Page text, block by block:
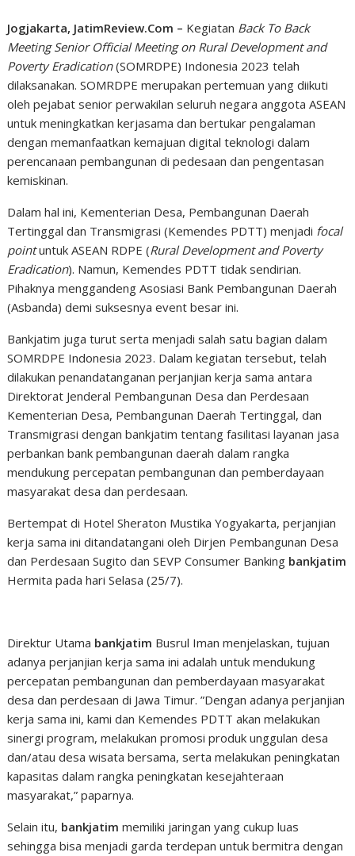
Jogjakarta, JatimReview.Com – Kegiatan Back To Back
Meeting Senior Official Meeting on Rural Development and
Poverty Eradication(SOMRDPE) Indonesia 2023 telah
dilaksanakan. SOMRDPE merupakan pertemuan yang diikuti
oleh pejabat senior perwakilan seluruh negara anggota ASEAN
untuk meningkatkan kerjasama dan bertukar pengalaman
dengan memanfaatkan kemajuan digital teknologi dalam
perencanaan pembangunan di pedesaan dan pengentasan
kemiskinan.
Dalam hal ini, Kementerian Desa, Pembangunan Daerah
Tertinggal dan Transmigrasi (Kemendes PDTT) menjadi focal
pointuntuk ASEAN RDPE (Rural Development and Poverty
Eradication). Namun, Kemendes PDTT tidak sendirian.
Pihaknya menggandeng Asosiasi Bank Pembangunan Daerah
(Asbanda) demi suksesnya event besar ini.
Bankjatim juga turut serta menjadi salah satu bagian dalam
SOMRDPE Indonesia 2023. Dalam kegiatan tersebut, telah
dilakukan penandatanganan perjanjian kerja sama antara
Direktorat Jenderal Pembangunan Desa dan Perdesaan
Kementerian Desa, Pembangunan Daerah Tertinggal, dan
Transmigrasi dengan bankjatim tentang fasilitasi layanan jasa
perbankan bank pembangunan daerah dalam rangka
mendukung percepatan pembangunan dan pemberdayaan
masyarakat desa dan perdesaan.
Bertempat di Hotel Sheraton Mustika Yogyakarta, perjanjian
kerja sama ini ditandatangani oleh Dirjen Pembangunan Desa
dan Perdesaan Sugito dan SEVP Consumer Banking bankjatim
Hermita pada hari Selasa (25/7).
Direktur Utama bankjatim Busrul Iman menjelaskan, tujuan
adanya perjanjian kerja sama ini adalah untuk mendukung
percepatan pembangunan dan pemberdayaan masyarakat
desa dan perdesaan di Jawa Timur. ”Dengan adanya perjanjian
kerja sama ini, kami dan Kemendes PDTT akan melakukan
sinergi program, melakukan promosi produk unggulan desa
dan/atau desa wisata bersama, serta melakukan peningkatan
kapasitas dalam rangka peningkatan kesejahteraan
masyarakat,” paparnya.
Selain itu, bankjatim memiliki jaringan yang cukup luas
sehingga bisa menjadi garda terdepan untuk bermitra dengan